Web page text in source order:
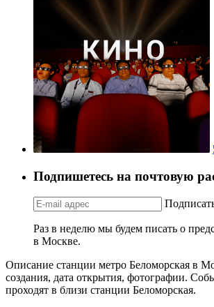
Подпишетесь на почтовую
Раз в неделю мы будем писать о
в Москве.
Описание станции метро Беломорская в
создания, дата открытия, фотографии.
проходят в близи станции Беломорская.